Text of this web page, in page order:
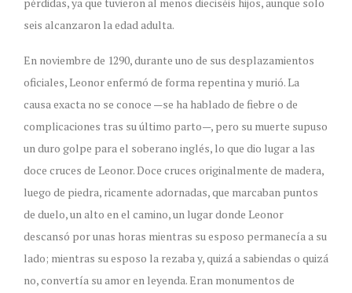
seis alcanzaron la edad adulta.
En noviembre de 1290, durante uno de sus desplazamientos
oficiales, Leonor enfermó de forma repentina y murió. La
causa exacta no se conoce —se ha hablado de fiebre o de
complicaciones tras su último parto—, pero su muerte supuso
un duro golpe para el soberano inglés, lo que dio lugar a las
doce cruces de Leonor. Doce cruces originalmente de madera,
luego de piedra, ricamente adornadas, que marcaban puntos
de duelo, un alto en el camino, un lugar donde Leonor
descansó por unas horas mientras su esposo permanecía a su
lado; mientras su esposo la rezaba y, quizá a sabiendas o quizá
no, convertía su amor en leyenda. Eran monumentos de